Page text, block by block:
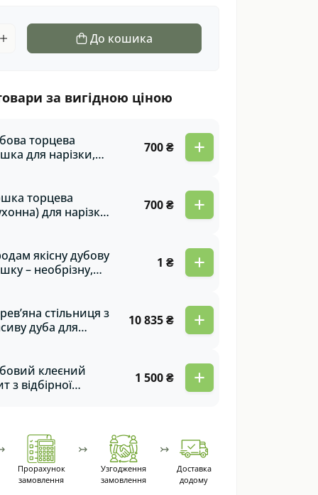
До кошика
за вигідною ціною
торцева
для нарізки,
Купити
700 ₴ +
торцева
для нарізки,
700 ₴ +
якісну дубову
– необрізну,
1 ₴ +
стільниця з
дуба для
який розмір та
| Преміум
10 835 ₴ +
клеєний
з відбірної
виробів.
1 500 ₴ +
Прорахунок
замовлення
↣
Узгодження
замовлення
↣
Доставка
додому